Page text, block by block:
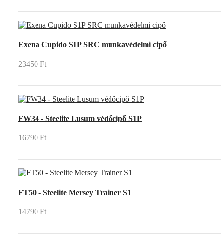
Exena Cupido S1P SRC munkavédelmi cipő
23450 Ft
FW34 - Steelite Lusum védőcipő S1P
16790 Ft
FT50 - Steelite Mersey Trainer S1
14790 Ft